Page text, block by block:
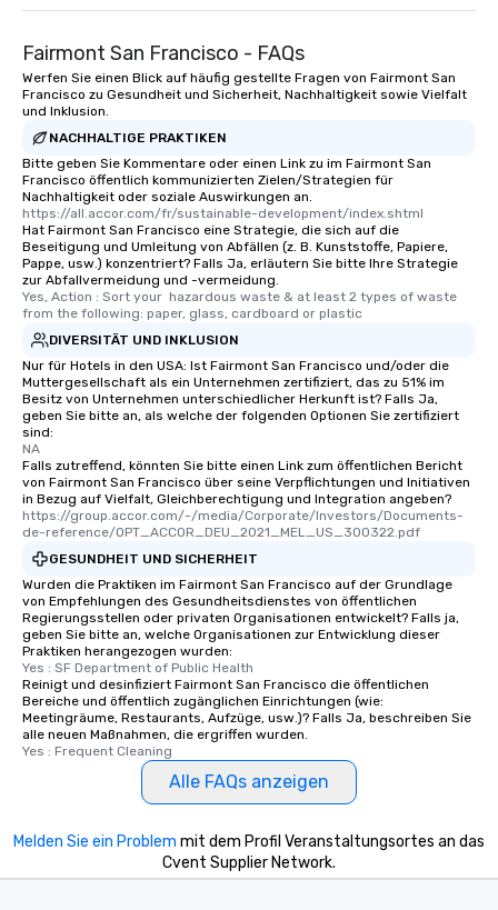
Smacking Foodie
remember. Our one-
leave. Location, Location, Location
convenient and
experience is
restaurants are within
walking distance of
short stroll allows
networking
heading to the next
itinerary. You Get a Dinner and a Show
entertainment. All
knowledgeable,
who leads the group
offering engaging
along the way
ensuring there is
Different Types of
several renowned
convenient outing,
discovered otherwise
a way to try some of
cuisines and dishes.
selected dishes are
Fairmont San Francisco - FAQs
Werfen Sie einen Blick auf häufig gestellte Fragen von Fairmont San
Francisco zu Gesundheit und Sicherheit, Nachhaltigkeit sowie Vielfalt
und Inklusion.
NACHHALTIGE PRAKTIKEN
Bitte geben Sie Kommentare oder einen Link zu im Fairmont San
Francisco öffentlich kommunizierten Zielen/Strategien für
Nachhaltigkeit oder soziale Auswirkungen an.
https://all.accor.com/fr/sustainable-development/index.shtml
Hat Fairmont San Francisco eine Strategie, die sich auf die
Beseitigung und Umleitung von Abfällen (z. B. Kunststoffe, Papiere,
Pappe, usw.) konzentriert? Falls Ja, erläutern Sie bitte Ihre Strategie
zur Abfallvermeidung und -vermeidung.
Yes, Action : Sort your  hazardous waste & at least 2 types of waste
from the following: paper, glass, cardboard or plastic
DIVERSITÄT UND INKLUSION
Nur für Hotels in den USA: Ist Fairmont San Francisco und/oder die
Muttergesellschaft als ein Unternehmen zertifiziert, das zu 51% im
Besitz von Unternehmen unterschiedlicher Herkunft ist? Falls Ja,
geben Sie bitte an, als welche der folgenden Optionen Sie zertifiziert
sind:
NA
Falls zutreffend, könnten Sie bitte einen Link zum öffentlichen Bericht
von Fairmont San Francisco über seine Verpflichtungen und Initiativen
in Bezug auf Vielfalt, Gleichberechtigung und Integration angeben?
https://group.accor.com/-/media/Corporate/Investors/Documents-
de-reference/OPT_ACCOR_DEU_2021_MEL_US_300322.pdf
GESUNDHEIT UND SICHERHEIT
Wurden die Praktiken im Fairmont San Francisco auf der Grundlage
von Empfehlungen des Gesundheitsdienstes von öffentlichen
Regierungsstellen oder privaten Organisationen entwickelt? Falls ja,
geben Sie bitte an, welche Organisationen zur Entwicklung dieser
Praktiken herangezogen wurden:
Yes : SF Department of Public Health
Reinigt und desinfiziert Fairmont San Francisco die öffentlichen
Bereiche und öffentlich zugänglichen Einrichtungen (wie:
Meetingräume, Restaurants, Aufzüge, usw.)? Falls Ja, beschreiben Sie
alle neuen Maßnahmen, die ergriffen wurden.
Yes : Frequent Cleaning
Alle FAQs anzeigen
Melden Sie ein Problem mit dem Profil Veranstaltungsortes an das
Cvent Supplier Network.